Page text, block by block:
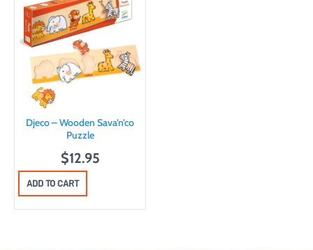
Djeco – Wooden Sava’n’co
Puzzle
$12.95
ADD TO CART